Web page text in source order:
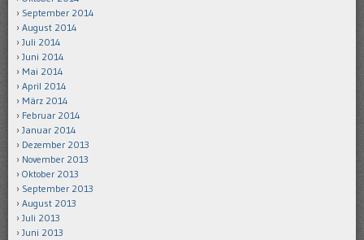
September 2014
August 2014
Juli 2014
Juni 2014
Mai 2014
April 2014
März 2014
Februar 2014
Januar 2014
Dezember 2013
November 2013
Oktober 2013
September 2013
August 2013
Juli 2013
Juni 2013